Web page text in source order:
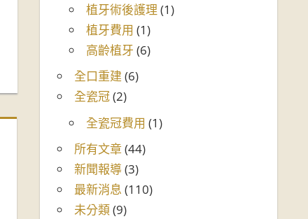
植牙術後護理 (1)
植牙費用 (1)
高齡植牙 (6)
全口重建 (6)
全瓷冠(2)
全瓷冠費用 (1)
所有文章(44)
新聞報導(3)
最新消息 (110)
未分類(9)